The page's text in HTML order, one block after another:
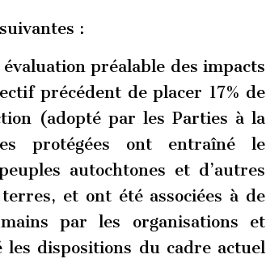
:
préalable des impacts
précédent de placer 17% de
(adopté par les Parties à la
protégées ont entraîné le
autochtones et d’autres
et ont été associées à de
par les organisations et
les dispositions du cadre actuel